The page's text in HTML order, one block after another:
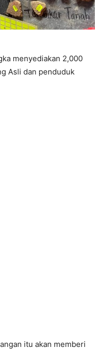
menyediakan 2,000
Asli dan penduduk
itu akan memberi